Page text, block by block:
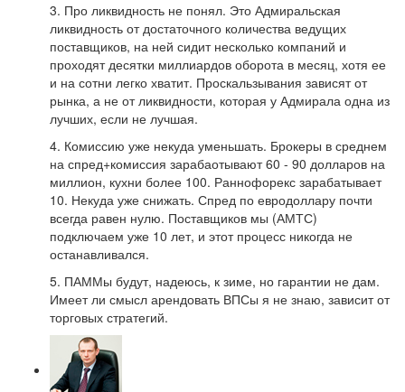
3. Про ликвидность не понял. Это Адмиральская
ликвидность от достаточного количества ведущих
поставщиков, на ней сидит несколько компаний и
проходят десятки миллиардов оборота в месяц, хотя ее
и на сотни легко хватит. Проскальзывания зависят от
рынка, а не от ликвидности, которая у Адмирала одна из
лучших, если не лучшая.
4. Комиссию уже некуда уменьшать. Брокеры в среднем
на спред+комиссия зарабаотывают 60 - 90 долларов на
миллион, кухни более 100. Раннофорекс зарабатывает
10. Некуда уже снижать. Спред по евродоллару почти
всегда равен нулю. Поставщиков мы (АМТС)
подключаем уже 10 лет, и этот процесс никогда не
останавливался.
5. ПАММы будут, надеюсь, к зиме, но гарантии не дам.
Имеет ли смысл арендовать ВПСы я не знаю, зависит от
торговых стратегий.